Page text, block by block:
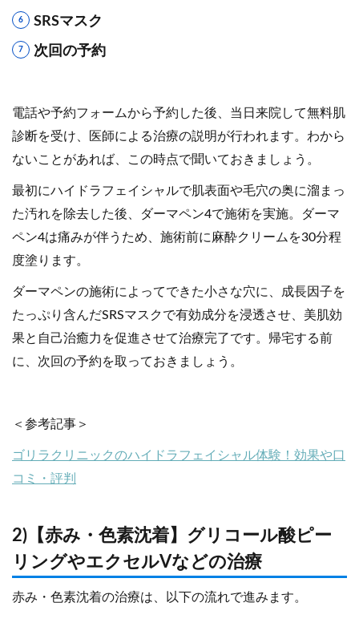
SRSマスク
次回の予約
電話や予約フォームから予約した後、当日来院して無料肌
診断を受け、医師による治療の説明が行われます。わから
ないことがあれば、この時点で聞いておきましょう。
最初にハイドラフェイシャルで肌表面や毛穴の奥に溜まっ
た汚れを除去した後、ダーマペン4で施術を実施。ダーマ
ペン4は痛みが伴うため、施術前に麻酔クリームを30分程
度塗ります。
ダーマペンの施術によってできた小さな穴に、成長因子を
たっぷり含んだSRSマスクで有効成分を浸透させ、美肌効
果と自己治癒力を促進させて治療完了です。帰宅する前
に、次回の予約を取っておきましょう。
＜参考記事＞
ゴリラクリニックのハイドラフェイシャル体験！効果や口
コミ・評判
2)【赤み・色素沈着】グリコール酸ピー
リングやエクセルVなどの治療
赤み・色素沈着の治療は、以下の流れで進みます。